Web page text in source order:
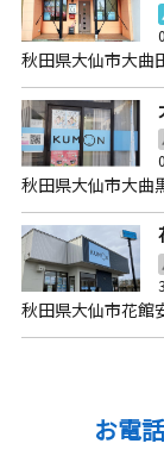
秋田県大仙市大曲
秋田県大仙市大曲
秋田県大仙市花館
お電